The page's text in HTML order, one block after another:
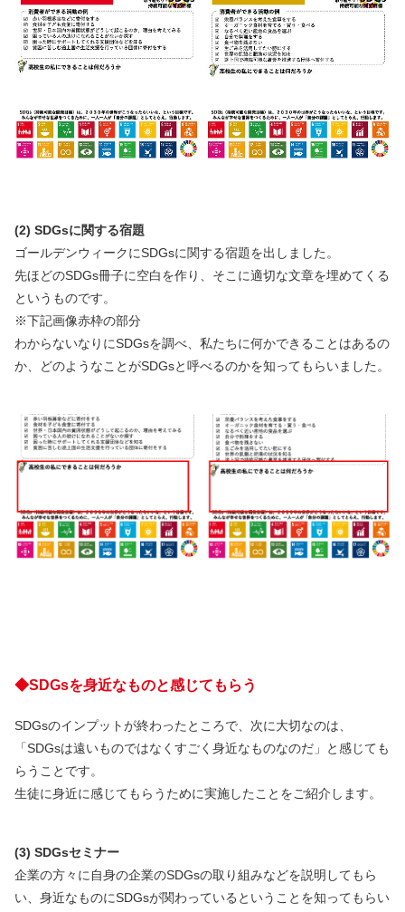
(2) SDGsに関する宿題
ゴールデンウィークにSDGsに関する宿題を出しました。
先ほどのSDGs冊子に空白を作り、そこに適切な文章を埋めてくる
というものです。
※下記画像赤枠の部分
わからないなりにSDGsを調べ、私たちに何かできることはあるの
か、どのようなことがSDGsと呼べるのかを知ってもらいました。
◆SDGsを身近なものと感じてもらう
SDGsのインプットが終わったところで、次に大切なのは、
「SDGsは遠いものではなくすごく身近なものなのだ」と感じても
らうことです。
生徒に身近に感じてもらうために実施したことをご紹介します。
(3) SDGsセミナー
企業の方々に自身の企業のSDGsの取り組みなどを説明してもら
い、身近なものにSDGsが関わっているということを知ってもらい